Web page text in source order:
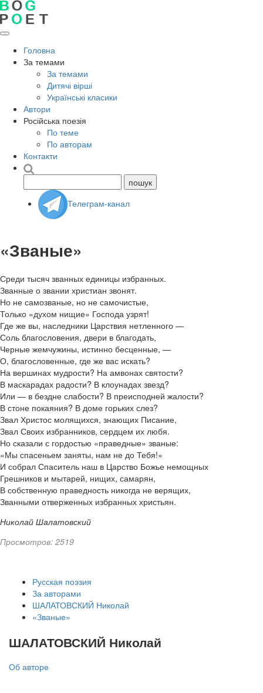
Головна
За темами
За темами
Дитячі вірші
Українські класики
Автори
Російська поезія
По теме
По авторам
Контакти
Телеграм-канал
«Званые»
Среди тысяч званных единицы избранных.
Званные о звании христиан звонят.
Но не самозваные, но не самочистые,
Только «духом нищие» Господа узрят!
Где же вы, наследники Царствия нетленного —
Соль благословения, двери в благодать,
Черные жемчужины, истинно бесценные, —
О, благословенные, где же вас искать?
На вершинах мудрости? На амвонах святости?
В маскарадах радости? В клоунадах звезд?
Или — в бездне слабости? В преисподней жалости?
В стоне покаяния? В доме горьких слез?
Звал Христос молящихся, знающих Писание,
Звал Своих избранников, сердцем их любя.
Но сказали с гордостью «праведные» званые:
«Мы спасеньем заняты, нам не до Тебя!»
И собрал Спаситель наш в Царство Божье немощных
Грешников и мытарей, нищих, самарян,
В собственную праведность никогда не верящих,
Званными отверженных избранных христьян.
Николай Шалатовский
Просмотров: 2519
Русская поэзия
За авторами
ШАЛАТОВСКИЙ Николай
«Званые»
ШАЛАТОВСКИЙ Николай
Об авторе